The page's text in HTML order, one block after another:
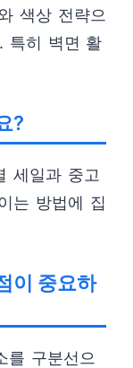
색상 전략으
특히 벽면 활
?
세일과 중고
는 방법에 집
이 중요하
를 구분선으